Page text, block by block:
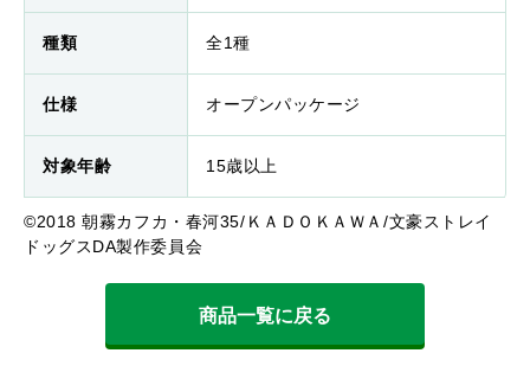
種類 全1種
仕様 オープンパッケージ
対象年齢 15歳以上
©2018 朝霧カフカ・春河35/ＫＡＤＯＫＡＷＡ/文豪ストレイ
ドッグスDA製作委員会
商品一覧に戻る